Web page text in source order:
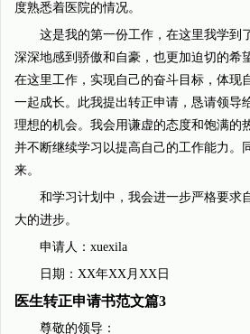
度熟悉着医院的情况。
这是我的第一份工作，在这里我学到
深深地感到骄傲和自豪，也更加迫切的希
在这里工作，实现自己的奋斗目标，体现
一起成长。此我提出转正申请，恳请领导
理想的机会。我会用谦虚的态度和饱满的
并不断继续学习以提高自己的工作能力。
来。
和学习计划中，我会进一步严格要求
大的进步。
申请人：xuexila
日期：XX年XX月XX日
医生转正申请书范文篇3
尊敬的领导：